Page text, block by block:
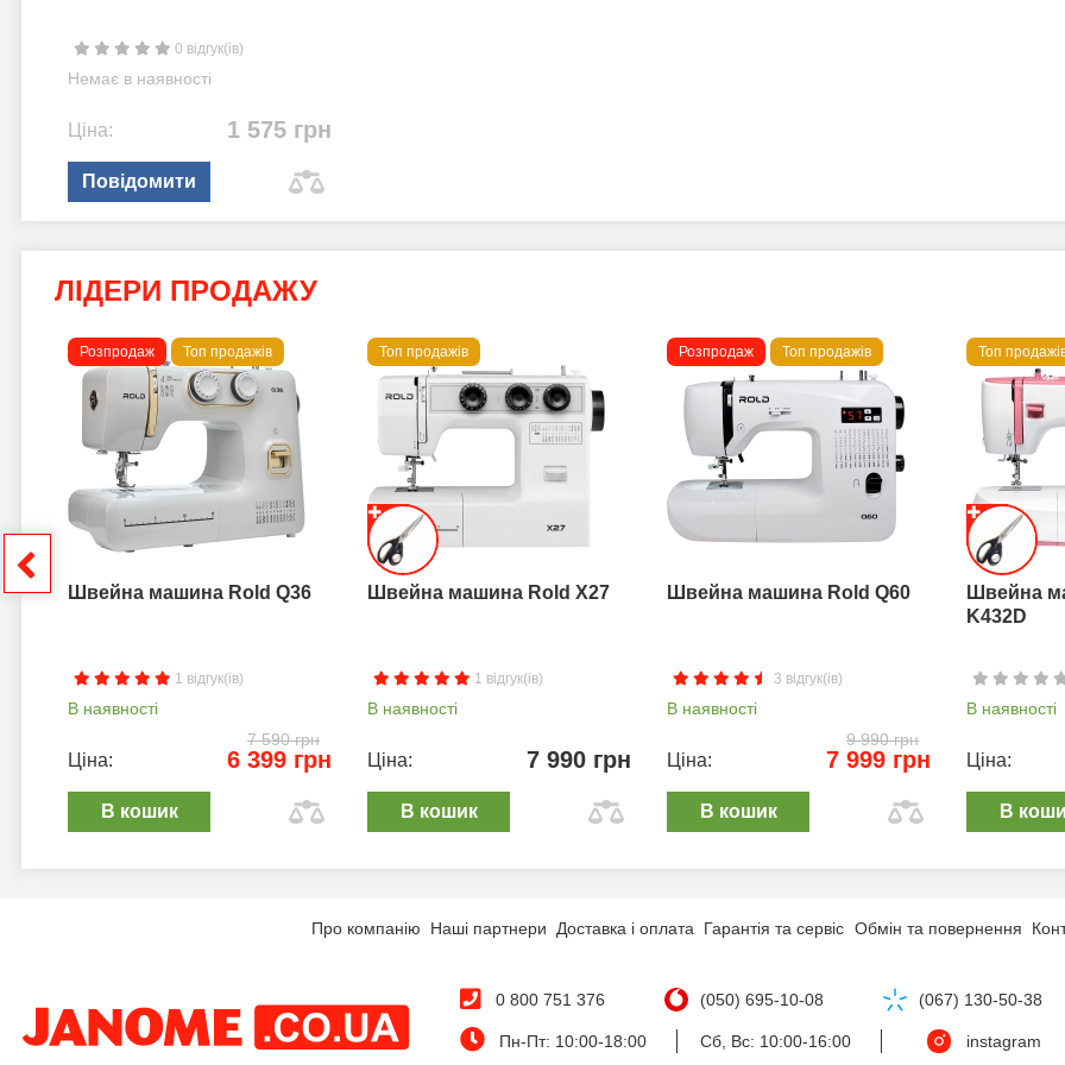
0 відгук(ів)
Немає в наявності
Ціна: 1 575 грн
Повідомити
ЛІДЕРИ ПРОДАЖУ
Розпродаж Топ продажів
Швейна машина Rold Q36
1 відгук(ів)
В наявності
7 590 грн
Ціна: 6 399 грн
В кошик
Топ продажів
Швейна машина Rold X27
1 відгук(ів)
В наявності
Ціна: 7 990 грн
В кошик
Розпродаж Топ продажів
Швейна машина Rold Q60
3 відгук(ів)
В наявності
9 990 грн
Ціна: 7 999 грн
В кошик
Топ
Швейна
K432D
В наявності
Ціна:
В
Про компанію Наші партнери Доставка і оплата Гарантія та сервіс Обмін та повернення
0 800 751 376 (050) 695-10-08 (067) 130-50-38
Пн-Пт: 10:00-18:00 Сб, Вс: 10:00-16:00 instagram